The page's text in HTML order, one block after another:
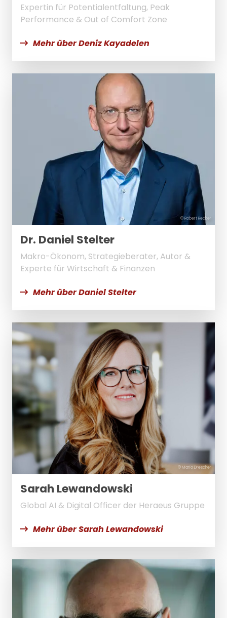
Expertin für Potentialentfaltung, Peak
Performance & Out of Comfort Zone
Mehr über Deniz Kayadelen
© Robert Recker
Dr. Daniel Stelter
Makro-Ökonom, Strategieberater, Autor &
Experte für Wirtschaft & Finanzen
Mehr über Daniel Stelter
© Mario Drescher
Sarah Lewandowski
Global AI & Digital Officer der Heraeus Gruppe
Mehr über Sarah Lewandowski